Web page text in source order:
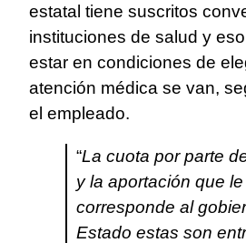
estatal tiene suscritos
instituciones de salud y
estar en condiciones de
atención médica se van,
el empleado.
“La cuota por parte
y la aportación que le
corresponde al
Estado estas son